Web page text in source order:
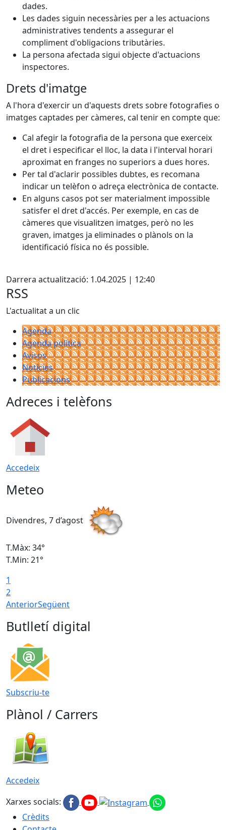
dades.
Les dades siguin necessàries per a les actuacions
administratives tendents a assegurar el
compliment d'obligacions tributàries.
La persona afectada sigui objecte d'actuacions
inspectores.
Drets d'imatge
A l'hora d'exercir un d'aquests drets sobre fotografies o
imatges captades per càmeres, cal tenir en compte que:
Cal afegir la fotografia de la persona que exerceix
el dret i especificar el lloc, la data i l'interval horari
aproximat en franges no superiors a dues hores.
Per tal d'aclarir possibles dubtes, es recomana
indicar un telèfon o adreça electrònica de contacte.
En alguns casos pot ser materialment impossible
satisfer el dret d'accés. Per exemple, en cas de
càmeres que visualitzen imatges, però no les
graven, imatges ja eliminades o plànols on la
identificació física no és possible.
Darrera actualització: 1.04.2025 | 12:40
RSS
L'actualitat a un clic
Agenda
Agenda política
Avisos
Notícies
Publicacions
Adreces i telèfons
Accedeix
Meteo
Divendres, 7 d’agost
T.Màx: 34°
T.Min: 21°
1
2
AnteriorSegüent
Butlletí digital
Subscriu-te
Plànol / Carrers
Accedeix
Xarxes socials:
Crèdits